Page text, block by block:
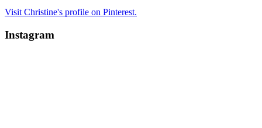
Visit Christine's profile on Pinterest.
Instagram